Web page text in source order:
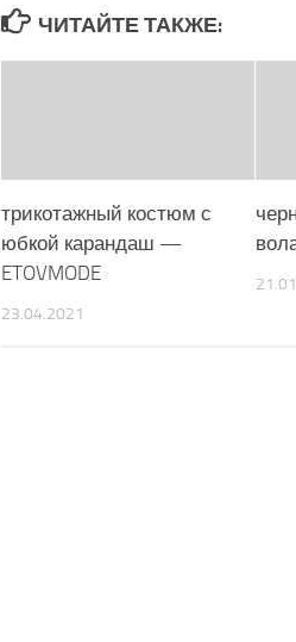
ЧИТАЙТЕ ТАКЖЕ:
трикотажный костюм с
юбкой карандаш —
ETOVMODE
23.04.2021